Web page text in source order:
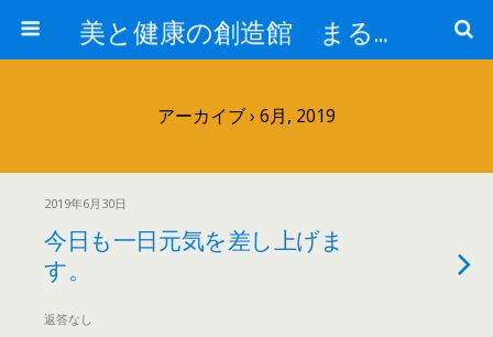
美と健康の創造館 まるとみ薬品 ぐんまの薬屋 芳さんのブログ
アーカイブ › 6月, 2019
2019年6月30日
今日も一日元気を差し上げま
す。
返答なし